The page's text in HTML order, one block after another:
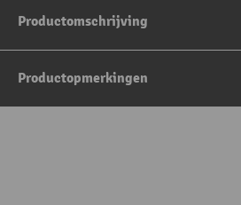
Productomschrijving
Productopmerkingen